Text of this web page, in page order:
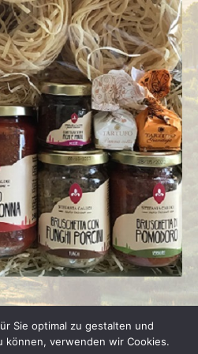
Sie optimal zu gestalten und
verwenden wir Cookies.